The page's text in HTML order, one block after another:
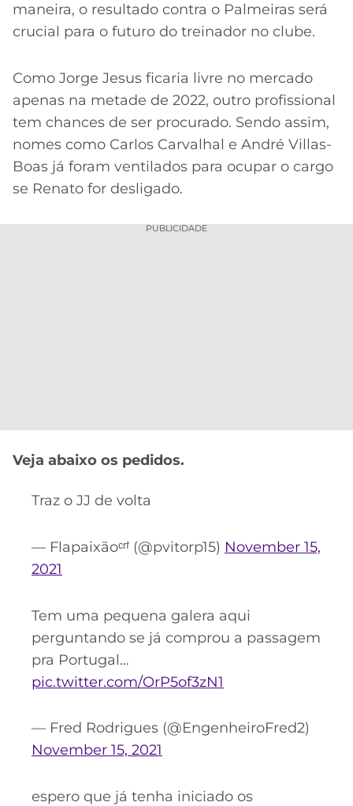
maneira, o resultado contra o Palmeiras será
crucial para o futuro do treinador no clube.
Como Jorge Jesus ficaria livre no mercado
apenas na metade de 2022, outro profissional
tem chances de ser procurado. Sendo assim,
nomes como Carlos Carvalhal e André Villas-
Boas já foram ventilados para ocupar o cargo
se Renato for desligado.
PUBLICIDADE
Veja abaixo os pedidos.
Traz o JJ de volta
— Flapaixãoᶜʳᶠ (@pvitorp15) November 15,
2021
Tem uma pequena galera aqui
perguntando se já comprou a passagem
pra Portugal…
pic.twitter.com/OrP5of3zN1
— Fred Rodrigues (@EngenheiroFred2)
November 15, 2021
espero que já tenha iniciado os